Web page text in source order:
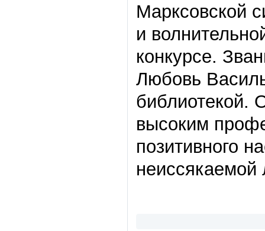
Марксовской
и
конкурсе.
Любовь
библиотекой.
высоким
позитивного